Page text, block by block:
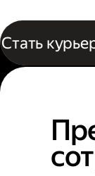
Стать